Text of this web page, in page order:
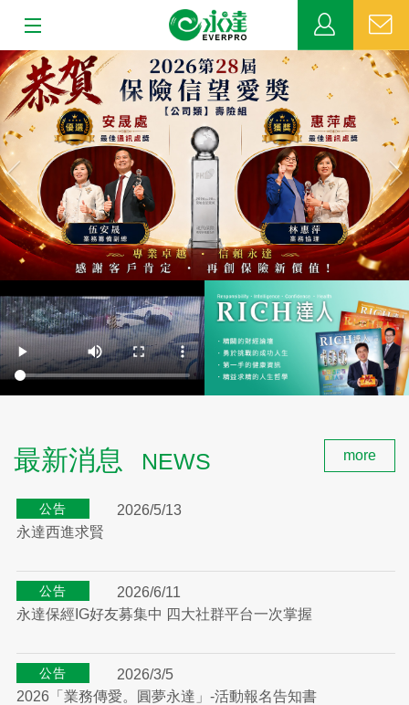
關於永達
業務發展
MDRT
新聞中心
公益活動
客戶服務
網站連結
上
一
張
下
一
張
最新消息 NEWS more
公告
2026/5/13
永達西進求賢
公告
2026/6/11
永達保經IG好友募集中 四大社群平台一次掌握
公告
2026/3/5
2026「業務傳愛。圓夢永達」-活動報名告知書